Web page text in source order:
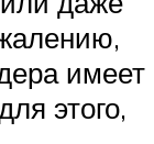
имеет
этого,